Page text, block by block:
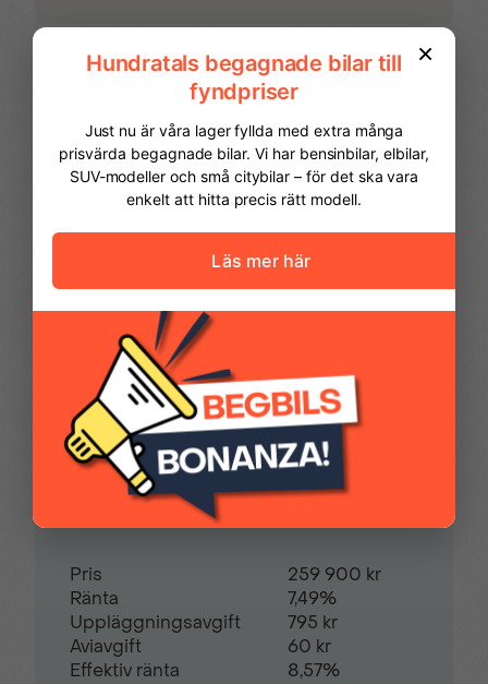
pekskärm
Parkeringssensor bak Parkeringssensor fram
Regnsensor Start- & Stoppfunktion
Svensksåld
FINANSIERING
Vi hjälper dig att ordna finansiering av
månadskostnad och även göra en
ansökan online.
Kontantinsats64 975,00 kr
Avbetalningstid månader
Restvärde0%
Pris
259 900 kr
Ränta
7,49%
Uppläggningsavgift
795 kr
Aviavgift
60 kr
Effektiv ränta
8,57%